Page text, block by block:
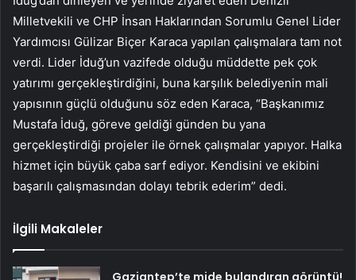
Milletvekili ve CHP İnsan Haklarından Sorumlu Genel Lider
Yardımcısı Gülizar Biçer Karaca yapılan çalışmalara tam not
verdi. Lider İduğ’un vazifede olduğu müddette pek çok
yatırımı gerçekleştirdiğini, buna karşılık belediyenin mali
yapısının güçlü olduğunu söz eden Karaca, “Başkanımız
Mustafa İduğ, göreve geldiği günden bu yana
gerçekleştirdiği projeler ile örnek çalışmalar yapıyor. Halka
hizmet için büyük çaba sarf ediyor. Kendisini ve ekibini
başarılı çalışmasından dolayı tebrik ederim” dedi.
İlgili Makaleler
Gaziantep’te mide bulandıran görüntü!